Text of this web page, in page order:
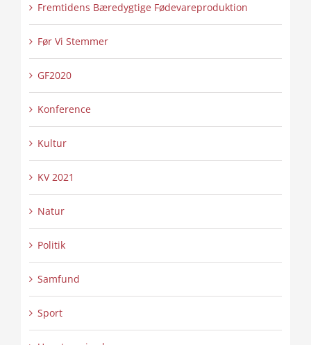
Fremtidens Bæredygtige Fødevareproduktion
Før Vi Stemmer
GF2020
Konference
Kultur
KV 2021
Natur
Politik
Samfund
Sport